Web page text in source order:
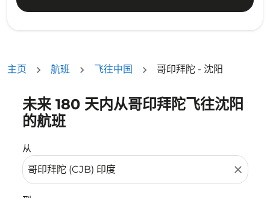
主页 航班 飞往中国 哥印拜陀 - 沈阳
未来 180 天内从哥印拜陀飞往沈阳
的航班
从
close
没有符合您的筛选条件的机票。请调整您的筛选条件。